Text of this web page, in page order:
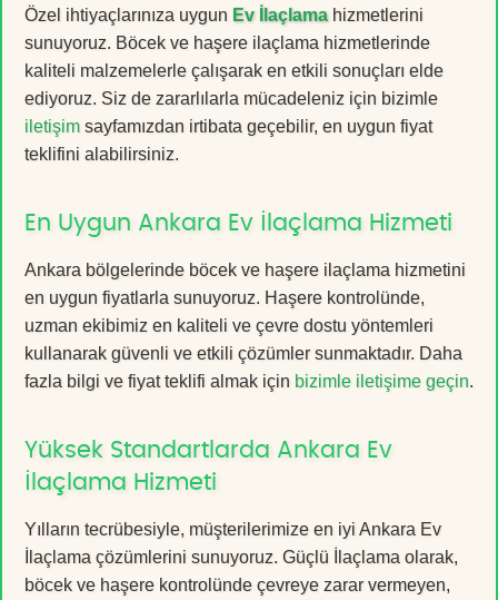
Özel ihtiyaçlarınıza uygun Ev İlaçlamahizmetlerini
sunuyoruz. Böcek ve haşere ilaçlama hizmetlerinde
kaliteli malzemelerle çalışarak en etkili sonuçları elde
ediyoruz. Siz de zararlılarla mücadeleniz için bizimle
iletişim sayfamızdan irtibata geçebilir, en uygun fiyat
teklifini alabilirsiniz.
En Uygun Ankara Ev İlaçlama Hizmeti
Ankara bölgelerinde böcek ve haşere ilaçlama hizmetini
en uygun fiyatlarla sunuyoruz. Haşere kontrolünde,
uzman ekibimiz en kaliteli ve çevre dostu yöntemleri
kullanarak güvenli ve etkili çözümler sunmaktadır. Daha
fazla bilgi ve fiyat teklifi almak için bizimle iletişime geçin.
Yüksek Standartlarda Ankara Ev
İlaçlama Hizmeti
Yılların tecrübesiyle, müşterilerimize en iyi Ankara Ev
İlaçlama çözümlerini sunuyoruz. Güçlü İlaçlama olarak,
böcek ve haşere kontrolünde çevreye zarar vermeyen,